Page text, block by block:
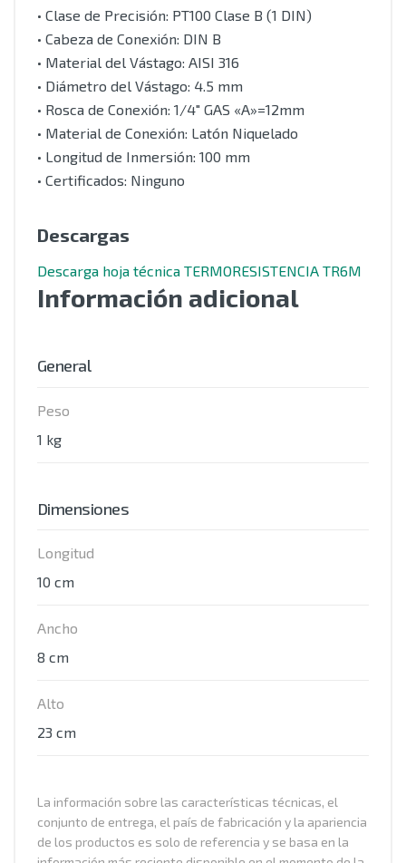
• Clase de Precisión: PT100 Clase B (1 DIN)
• Cabeza de Conexión: DIN B
• Material del Vástago: AISI 316
• Diámetro del Vástago: 4.5 mm
• Rosca de Conexión: 1/4″ GAS «A»=12mm
• Material de Conexión: Latón Niquelado
• Longitud de Inmersión: 100 mm
• Certificados: Ninguno
Descargas
Descarga hoja técnica TERMORESISTENCIA TR6M
Información adicional
General
Peso
1 kg
Dimensiones
Longitud
10 cm
Ancho
8 cm
Alto
23 cm
La información sobre las características técnicas, el
conjunto de entrega, el país de fabricación y la apariencia
de los productos es solo de referencia y se basa en la